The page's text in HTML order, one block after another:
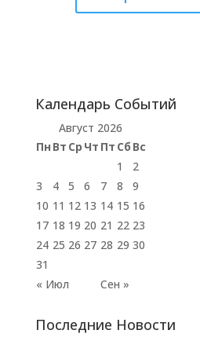
Календарь Событий
Август 2026
Пн Вт Ср Чт Пт Сб Вс
« Июл Сен »
1
2
3
4 5 6 7 8
9
10 11 12 13 14 15 16
17 18 19 20 21 22 23
24 25 26 27 28 29 30
31
Последние Новости